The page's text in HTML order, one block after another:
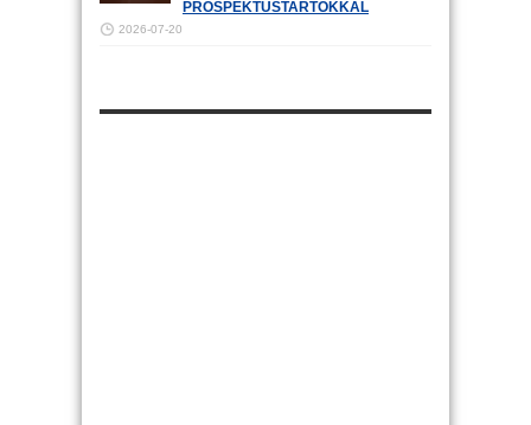
PROSPEKTUSTARTÓKKAL
2026-07-20